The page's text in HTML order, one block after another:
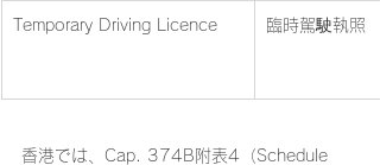
Temporary Driving Licence 臨時駕駛執照
香港では、Cap. 374B附表4（Schedule